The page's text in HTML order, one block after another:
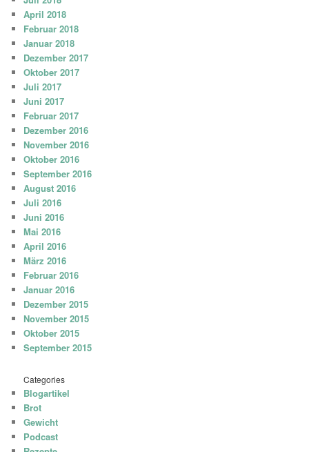
April 2018
Februar 2018
Januar 2018
Dezember 2017
Oktober 2017
Juli 2017
Juni 2017
Februar 2017
Dezember 2016
November 2016
Oktober 2016
September 2016
August 2016
Juli 2016
Juni 2016
Mai 2016
April 2016
März 2016
Februar 2016
Januar 2016
Dezember 2015
November 2015
Oktober 2015
September 2015
Categories
Blogartikel
Brot
Gewicht
Podcast